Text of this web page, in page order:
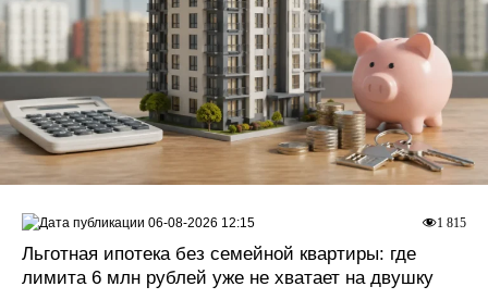
Льготная ипотека без семейной квартиры: где
лимита 6 млн рублей уже не хватает на двушку
1 815
06-08-2026 12:15